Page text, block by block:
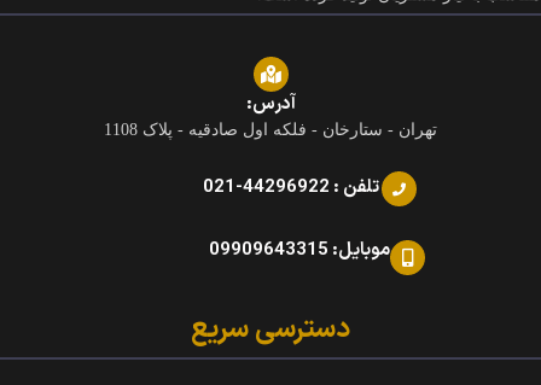
آدرس:
تهران - ستارخان - فلکه اول صادقیه - پلاک 1108
تلفن : 44296922-021
موبایل: 09909643315
دسترسی سریع